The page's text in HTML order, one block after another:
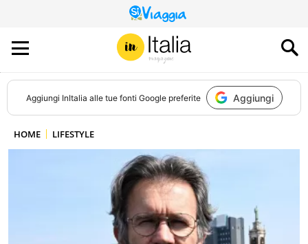
QUESTO
SITO
CONTRIBUISCE
ALL’AUDIENCE
DI
Aggiungi InItalia alle tue fonti Google preferite Aggiungi
HOME LIFESTYLE